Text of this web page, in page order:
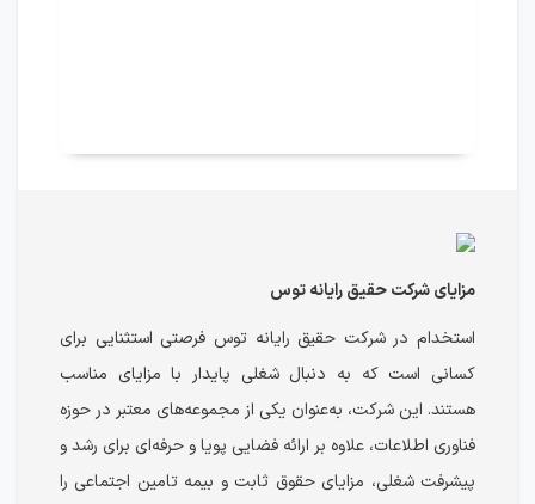
مزایای شرکت حقیق رایانه توس
استخدام در شرکت حقیق رایانه توس فرصتی استثنایی برای
کسانی است که به دنبال شغلی پایدار با مزایای مناسب
هستند. این شرکت، به‌عنوان یکی از مجموعه‌های معتبر در حوزه
فناوری اطلاعات، علاوه بر ارائه فضایی پویا و حرفه‌ای برای رشد و
پیشرفت شغلی، مزایای حقوق ثابت و بیمه تامین اجتماعی را